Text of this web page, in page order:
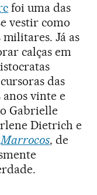
foi uma das
vestir como
Já as
calças em
das
vinte e
Gabrielle
Dietrich e
Marrocos, de